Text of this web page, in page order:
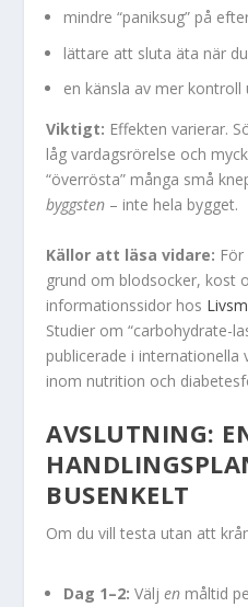
mindre “paniksug” på
lättare att sluta äta när
en känsla av mer
Viktigt: Effekten varierar.
låg vardagsrörelse och
“överrösta” många små
byggsten – inte hela bygget.
Källor att läsa vidare:
grund om blodsocker, kost
informationssidor hos
Studier om “carbohydrate-
publicerade i internationella
inom nutrition och
AVSLUTNING:
BUSENKELT
Om du vill testa utan att
Dag 1–2: Väljen måltid